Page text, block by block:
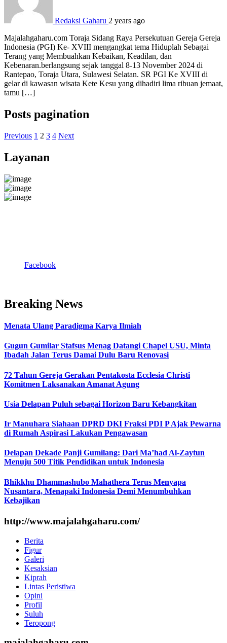
Redaksi Gaharu 2 years ago
Majalahgaharu.com Toraja Sidang Raya Persekutuan Gereja Gereja
Indonesia (PGI) Ke- XVIII mengangkat tema Hiduplah Sebagai
Terang yang Membuahkan Kebaikan, Keadilan, dan
Kebenaran.berlangsung sejak tanggal 8-13 November 2024 di
Rantepao, Toraja Utara, Sulawesi Selatan. SR PGI Ke XVIII di
gelar di kawasan wisata Kete Kesu yang dihadiri lima ribuan jemaat,
tamu […]
Posts pagination
Previous 1 2 3 4 Next
Layanan
Facebook
Breaking News
Menata Ulang Paradigma Karya Ilmiah
Gugun Gumilar Stafsus Menag Datangi Chapel USU, Minta
Ibadah Jalan Terus Damai Dulu Baru Renovasi
72 Tahun Gereja Gerakan Pentakosta Ecclesia Christi
Komitmen Laksanakan Amanat Agung
Usia Delapan Puluh sebagai Horizon Baru Kebangkitan
Ir Manuhara Siahaan DPRD DKI Fraksi PDI P Ajak Pewarna
di Rumah Aspirasi Lakukan Pengawasan
Delapan Dekade Panji Gumilang: Dari Ma’had Al-Zaytun
Menuju 500 Titik Pendidikan untuk Indonesia
Bhikkhu Dhammashubo Mahathera Terus Menyapa
Nusantara, Menapaki Indonesia Demi Menumbuhkan
Kebajikan
http://www.majalahgaharu.com/
Berita
Figur
Galeri
Kesaksian
Kiprah
Lintas Peristiwa
Opini
Profil
Suluh
Teropong